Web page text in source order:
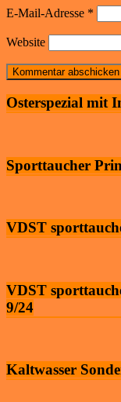
E-Mail-Adresse *
Website
Osterspezial mit
Sporttaucher
VDST
VDST
9/24
Kaltwasser